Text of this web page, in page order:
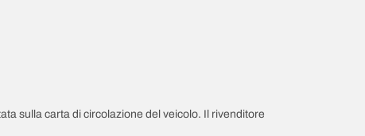
sulla carta di circolazione del veicolo. Il rivenditore